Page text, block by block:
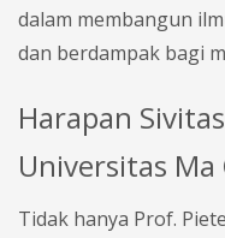
dalam membangun
dan berdampak bagi
Harapan
Universitas Ma
Tidak hanya Prof.